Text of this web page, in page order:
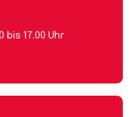
bis 17.00 Uhr